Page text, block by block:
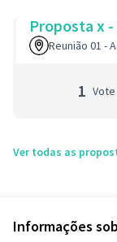
Informações
Proposta x
Reunião 01 -
1 Vote
Ver todas as